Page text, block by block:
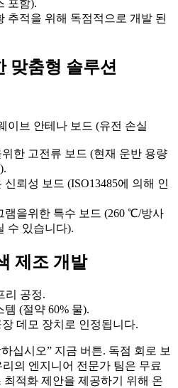
포함).
추적을 위해 독점적으로 개발 된
맞춤형 솔루션
이브 안테나 보드 (유전 손실
한 고전류 보드 (현재 운반 용량
뢰성 보드 (ISO13485에 의해 인
램을위한 특수 보드 (260 ℃/방사
수 있습니다).
제조 개발
리 공정.
(절약 60% 물).
장 데모 장치로 인정됩니다.
십시오” 지금 버튼. 독점 회로 보
의 엔지니어 전문가 팀은 무료
적화 제안을 제공하기 위해 온